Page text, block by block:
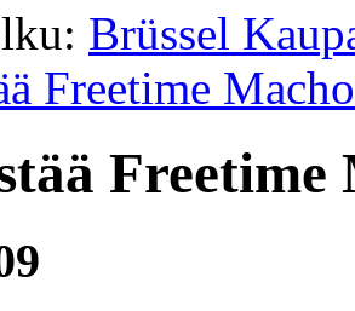
Brüssel
Freetime
Freetime